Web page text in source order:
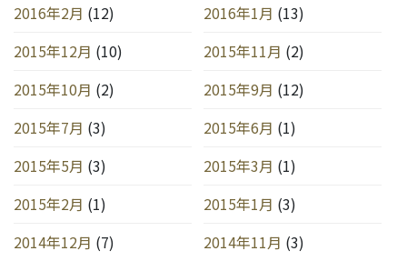
2016年2月 (12) 2016年1月 (13)
2015年12月 (10) 2015年11月 (2)
2015年10月 (2) 2015年9月 (12)
2015年7月 (3) 2015年6月 (1)
2015年5月 (3) 2015年3月 (1)
2015年2月 (1) 2015年1月 (3)
2014年12月 (7) 2014年11月 (3)